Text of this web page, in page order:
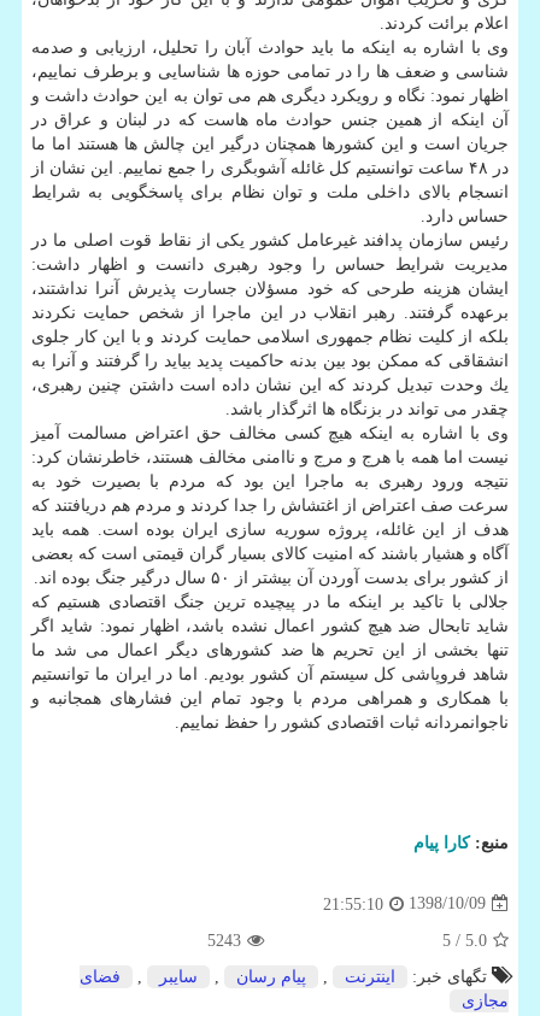
اعلام برائت كردند.
وی با اشاره به اینكه ما باید حوادث آبان را تحلیل، ارزیابی و صدمه
شناسی و ضعف ها را در تمامی حوزه ها شناسایی و برطرف نماییم،
اظهار نمود: نگاه و رویكرد دیگری هم می توان به این حوادث داشت و
آن اینكه از همین جنس حوادث ماه هاست كه در لبنان و عراق در
جریان است و این كشورها همچنان درگیر این چالش ها هستند اما ما
در ۴۸ ساعت توانستیم كل غائله آشوب­گری را جمع نماییم. این نشان از
انسجام بالای داخلی ملت و توان نظام برای پاسخگویی به شرایط
حساس دارد.
رئیس سازمان پدافند غیرعامل كشور یكی از نقاط قوت اصلی ما در
مدیریت شرایط حساس را وجود رهبری دانست و اظهار داشت:
ایشان هزینه طرحی كه خود مسؤلان جسارت پذیرش آنرا نداشتند،
برعهده گرفتند. رهبر انقلاب در این ماجرا از شخص حمایت نكردند
بلكه از كلیت نظام جمهوری اسلامی حمایت كردند و با این كار جلوی
انشقاقی كه ممكن بود بین بدنه حاكمیت پدید بیاید را گرفتند و آنرا به
یك وحدت تبدیل كردند كه این نشان داده است داشتن چنین رهبری،
چقدر می تواند در بزنگاه ها اثرگذار باشد.
وی با اشاره به اینكه هیچ كسی مخالف حق اعتراض مسالمت آمیز
نیست اما همه با هرج و مرج و ناامنی مخالف هستند، خاطرنشان كرد:
نتیجه ورود رهبری به ماجرا این بود كه مردم با بصیرت خود به
سرعت صف اعتراض از اغتشاش را جدا كردند و مردم هم دریافتند كه
هدف از این غائله، پروژه سوریه سازی ایران بوده است. همه باید
آگاه و هشیار باشند كه امنیت كالای بسیار گران قیمتی است كه بعضی
از كشور برای بدست آوردن آن بیشتر از ۵۰ سال درگیر جنگ بوده اند.
جلالی با تاكید بر اینكه ما در پیچیده ترین جنگ اقتصادی هستیم كه
شاید تابحال ضد هیچ كشور اعمال نشده باشد، اظهار نمود: شاید اگر
تنها بخشی از این تحریم ها ضد كشورهای دیگر اعمال می شد ما
شاهد فروپاشی كل سیستم آن كشور بودیم. اما در ایران ما توانستیم
با همكاری و همراهی مردم با وجود تمام این فشارهای همجانبه و
ناجوانمردانه ثبات اقتصادی كشور را حفظ نماییم.
منبع:كارا پیام
1398/10/09
21:55:10
5.0
/ 5
5243
تگهای خبر:
اینترنت پیام رسان سایبر
فضای
مجازی